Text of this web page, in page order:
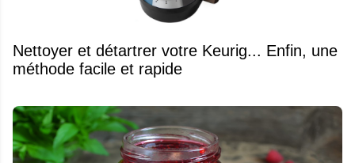
Nettoyer et détartrer votre Keurig... Enfin, une
méthode facile et rapide